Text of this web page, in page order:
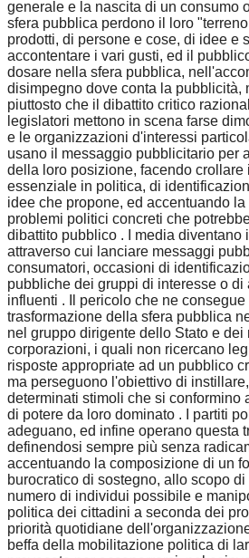
generale e la nascita di un consumo
sfera pubblica perdono il loro
prodotti, di persone e cose, di idee e
accontentare i vari gusti, ed il
dosare nella sfera pubblica,
disimpegno dove conta la pubblicità,
piuttosto che il dibattito critico
legislatori mettono in scena farse
e le organizzazioni d'interessi
usano il messaggio pubblicitario per
della loro posizione, facendo crollare
essenziale in politica, di
idee che propone, ed accentuando
problemi politici concreti che
dibattito pubblico . I media diventano
attraverso cui lanciare messaggi
consumatori, occasioni di
pubbliche dei gruppi di interesse o di
influenti . Il pericolo che ne
trasformazione della sfera pubblica
nel gruppo dirigente dello Stato e dei
corporazioni, i quali non ricercano
risposte appropriate ad un pubblico
ma perseguono l'obiettivo di
determinati stimoli che si conformino
di potere da loro dominato . I partiti
adeguano, ed infine operano questa
definendosi sempre più senza
accentuando la composizione di un
burocratico di sostegno, allo scopo
numero di individui possibile e
politica dei cittadini a seconda dei
priorità quotidiane
beffa della mobilitazione politica di